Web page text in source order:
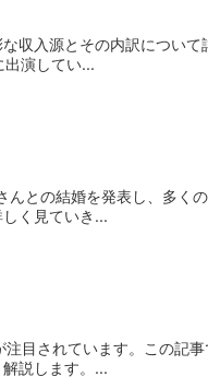
収入源とその内訳について
演してい...
との結婚を発表し、多く
く見ていき...
目されています。この記事
説します。...